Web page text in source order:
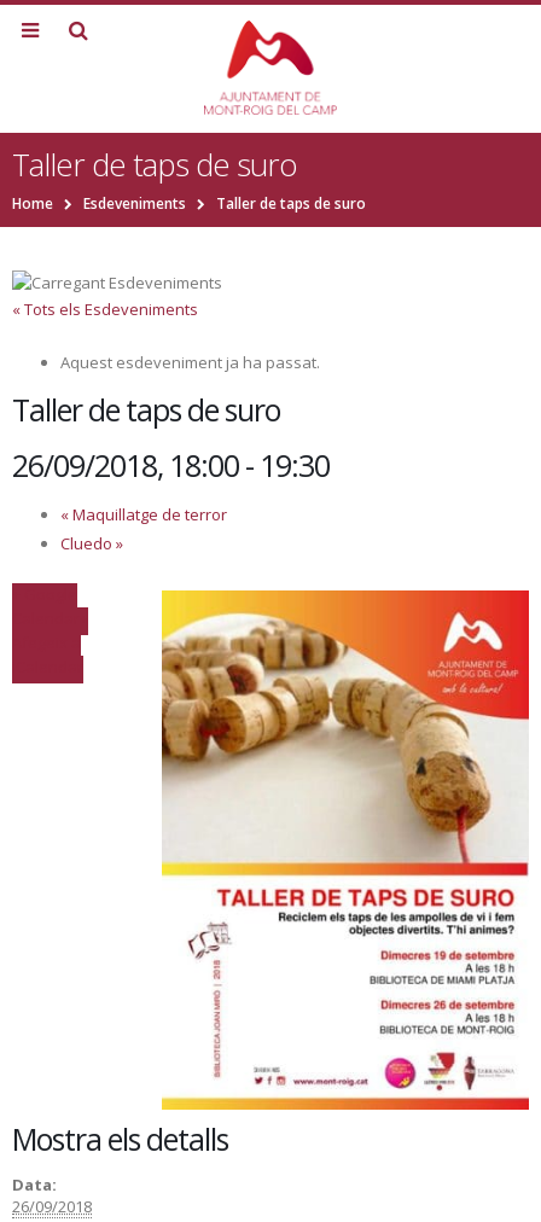
Taller de taps de suro
Home Esdeveniments Taller de taps de suro
« Tots els Esdeveniments
Aquest esdeveniment ja ha passat.
Taller de taps de suro
26/09/2018, 18:00- 19:30
«Maquillatge de terror
Cluedo »
Mostra els detalls
Data:
26/09/2018